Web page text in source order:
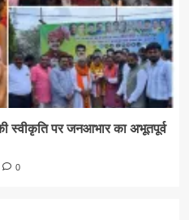
स्वीकृति पर जनआभार का अभूतपूर्व
0